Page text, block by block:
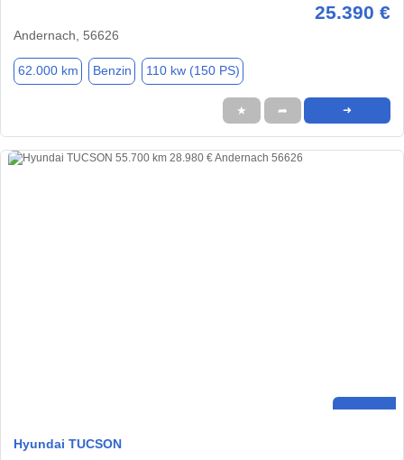
25.390 €
Andernach, 56626
62.000 km Benzin 110 kw (150 PS)
★ ➦ ➜
Hyundai TUCSON